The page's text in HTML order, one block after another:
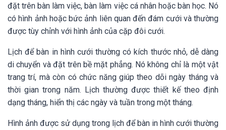
đặt trên bàn làm việc, bàn làm việc cá nhân hoặc bàn học. Nó
có hình ảnh hoặc bức ảnh liên quan đến đám cưới và thường
được tùy chỉnh với hình ảnh của cặp đôi cưới.
Lịch để bàn in hình cưới thường có kích thước nhỏ, dễ dàng
di chuyển và đặt trên bề mặt phẳng. Nó không chỉ là một vật
trang trí, mà còn có chức năng giúp theo dõi ngày tháng và
thời gian trong năm. Lịch thường được thiết kế theo định
dạng tháng, hiển thị các ngày và tuần trong một tháng.
Hình ảnh được sử dụng trong lịch để bàn in hình cưới thường